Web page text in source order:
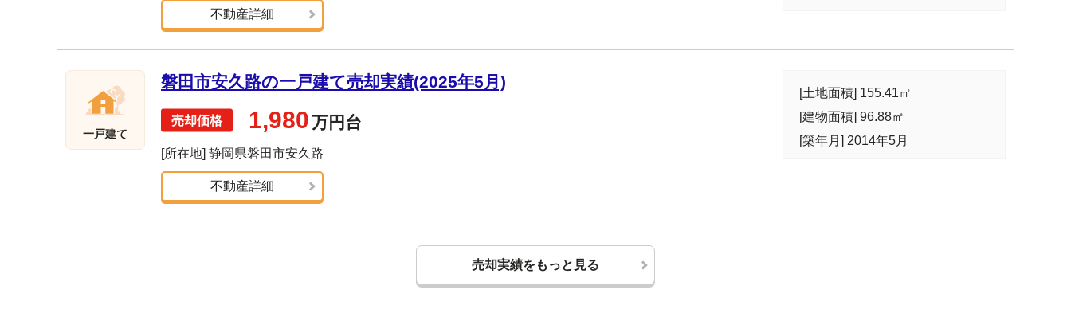
不動産詳細
一戸建て
磐田市安久路の一戸建て売却実績(2025年5月)
1,980万円台
[所在地] 静岡県磐田市安久路
不動産詳細
[土地面積] 155.41㎡
[建物面積] 96.88㎡
[築年月] 2014年5月
売却実績をもっと見る